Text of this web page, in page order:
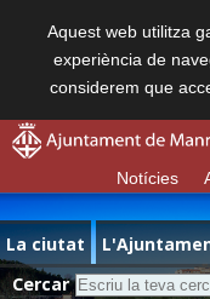
Aquest web utilitza
experiència de
considerem que
Notícies
La ciutat
Cercar